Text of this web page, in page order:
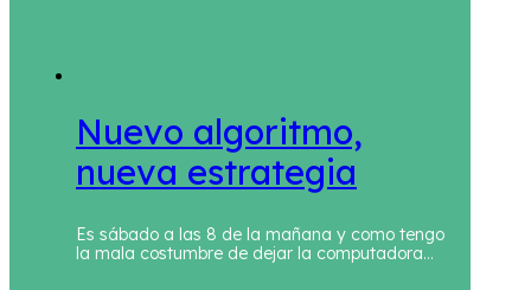
Nuevo algoritmo,
nueva estrategia
Es sábado a las 8 de la mañana y como tengo
la mala costumbre de dejar la computadora…